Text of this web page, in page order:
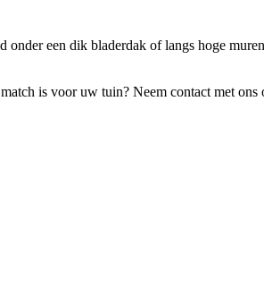
een dik bladerdak of langs hoge
is voor uw tuin? Neem contact met